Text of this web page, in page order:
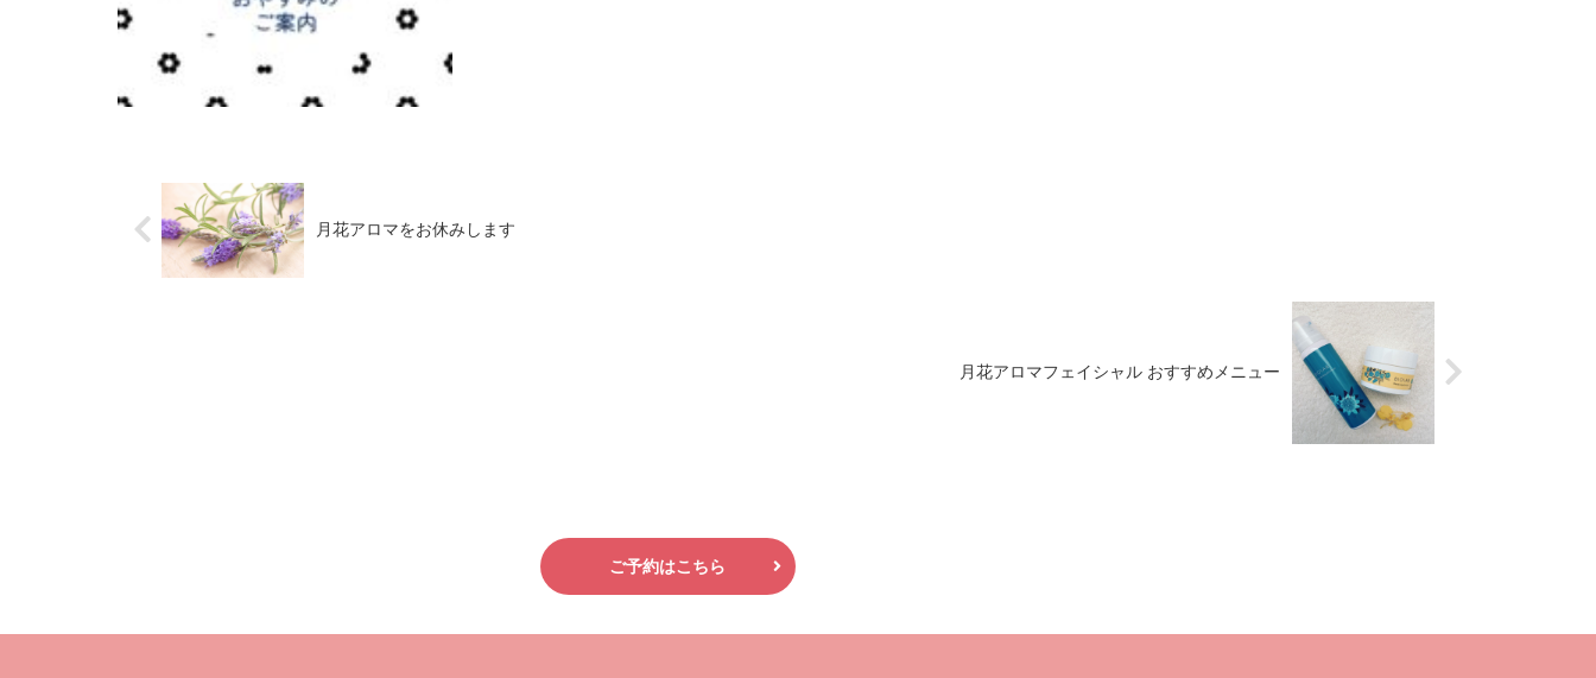
月花アロマをお休みします
月花アロマフェイシャル おすすめメニュー
ご予約はこちら